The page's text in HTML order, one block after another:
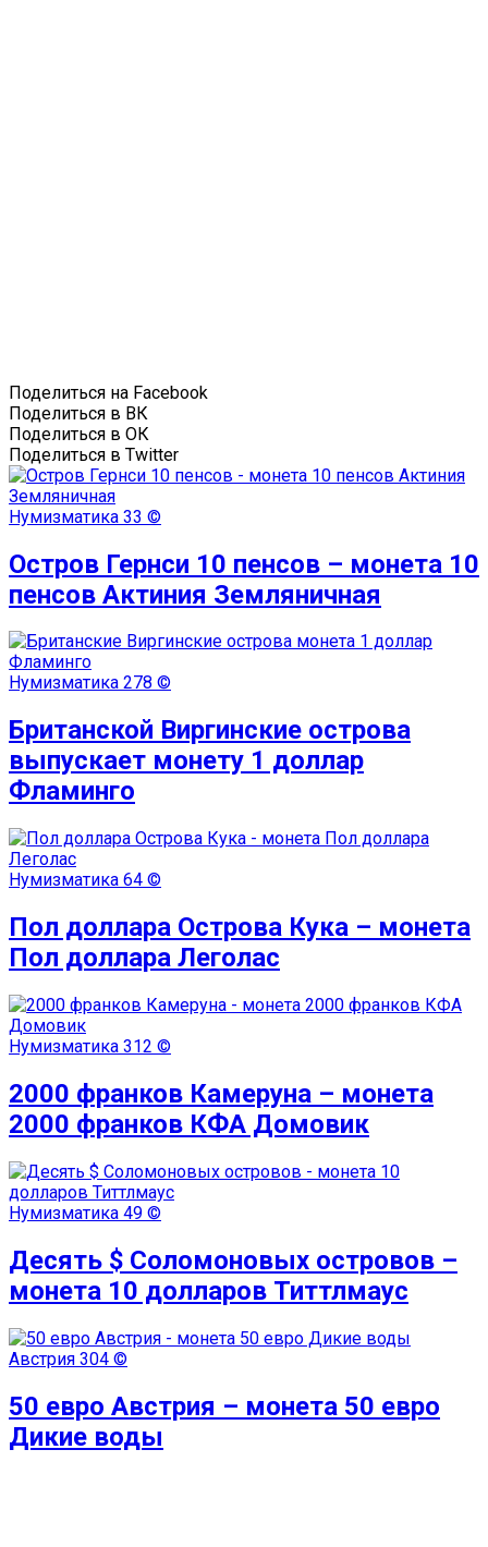
Поделиться на Facebook
Поделиться в ВК
Поделиться в ОК
Поделиться в Twitter
Нумизматика 33 ©
Остров Гернси 10 пенсов – монета 10
пенсов Актиния Земляничная
Нумизматика 278 ©
Британской Виргинские острова
выпускает монету 1 доллар
Фламинго
Нумизматика 64 ©
Пол доллара Острова Кука – монета
Пол доллара Леголас
Нумизматика 312 ©
2000 франков Камеруна – монета
2000 франков КФА Домовик
Нумизматика 49 ©
Десять $ Соломоновых островов –
монета 10 долларов Титтлмаус
Австрия 304 ©
50 евро Австрия – монета 50 евро
Дикие воды